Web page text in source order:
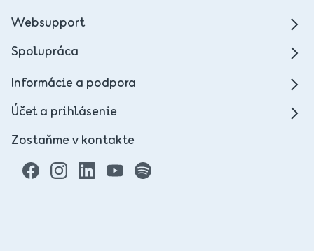
Websupport
Spolupráca
Informácie a podpora
Účet a prihlásenie
Zostaňme v kontakte